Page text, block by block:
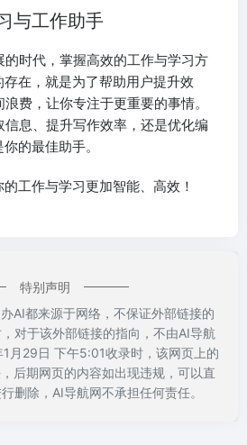
与工作助手
时代，掌握高效的工作与学习方
在，就是为了帮助用户提升效
费，让你专注于更重要的事情。
息、提升写作效率，还是优化编
的最佳助手。
工作与学习更加智能、高效！
特别声明
AI都来源于网络，不保证外部链接的
对于该外部链接的指向，不由AI导航
月29日 下午5:01收录时，该网页上的
后期网页的内容如出现违规，可以直
删除，AI导航网不承担任何责任。